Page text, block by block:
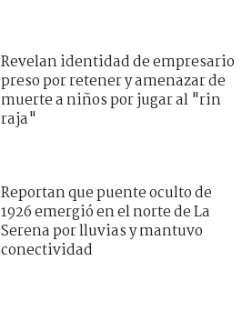
Revelan identidad de empresario
preso por retener y amenazar de
muerte a niños por jugar al "rin
raja"
Reportan que puente oculto de
1926 emergió en el norte de La
Serena por lluvias y mantuvo
conectividad